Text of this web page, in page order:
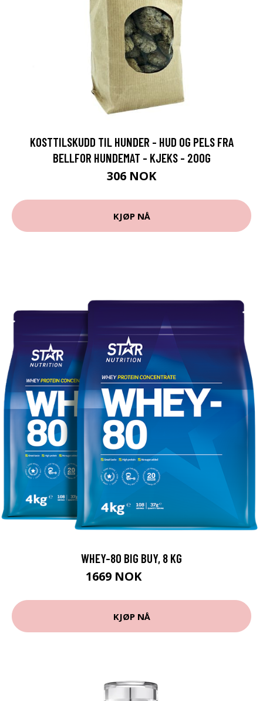
KOSTTILSKUDD TIL HUNDER - HUD OG PELS FRA
BELLFOR HUNDEMAT - KJEKS - 200G
306 NOK
KJØP NÅ
WHEY-80 BIG BUY, 8 KG
1669 NOK
KJØP NÅ